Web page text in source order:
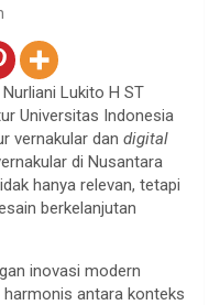
Lukito H ST
Universitas Indonesia
vernakular dan digital
di Nusantara
hanya relevan, tetapi
berkelanjutan
inovasi modern
antara konteks